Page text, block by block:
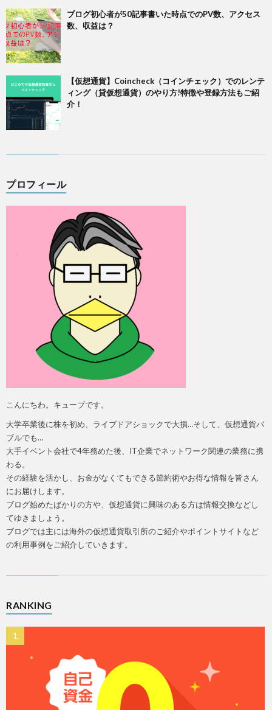
ブログ初心者が50記事書いた時点でのPV数、アクセス
数、収益は？
【仮想通貨】Coincheck（コインチェック）でのレンテ
ィング（貸仮想通貨）のやり方!特徴や登録方法もご紹
介！
プロフィール
こんにちわ。キューブです。
大学卒業後に株を初め、ライブドアショックで大損…そして、仮想通貨バ
ブルでも…
大手イベント会社で4年務めた後、IT企業でネットワーク関連の業務に携
わる。
その経験を活かし、お金がなくてもできる節約術やお得な情報を皆さん
にお届けします。
ブログ始めたばかりの方や、仮想通貨に興味のある方は情報交換などし
てゆきましょう。
ブログでは主には海外の仮想通貨取引所のご紹介やポイントサイトなど
の利用事例をご紹介していきます。
RANKING